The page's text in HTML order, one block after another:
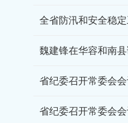
全省防汛和安全稳
魏建锋在华容和南
省纪委召开常委会会
省纪委召开常委会会